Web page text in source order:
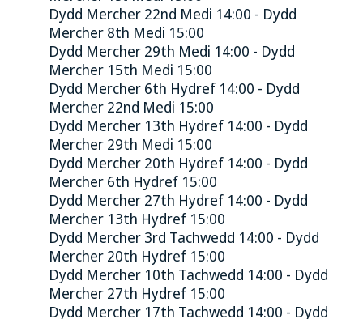
Dydd Mercher 22nd Medi 14:00 - Dydd
Mercher 8th Medi 15:00
Dydd Mercher 29th Medi 14:00 - Dydd
Mercher 15th Medi 15:00
Dydd Mercher 6th Hydref 14:00 - Dydd
Mercher 22nd Medi 15:00
Dydd Mercher 13th Hydref 14:00 - Dydd
Mercher 29th Medi 15:00
Dydd Mercher 20th Hydref 14:00 - Dydd
Mercher 6th Hydref 15:00
Dydd Mercher 27th Hydref 14:00 - Dydd
Mercher 13th Hydref 15:00
Dydd Mercher 3rd Tachwedd 14:00 - Dydd
Mercher 20th Hydref 15:00
Dydd Mercher 10th Tachwedd 14:00 - Dydd
Mercher 27th Hydref 15:00
Dydd Mercher 17th Tachwedd 14:00 - Dydd